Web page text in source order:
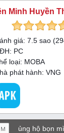
Minh Huyền
giá: 7.5 sao (
PC
loại: MOBA
phát hành: VNG
ủng hộ bọn